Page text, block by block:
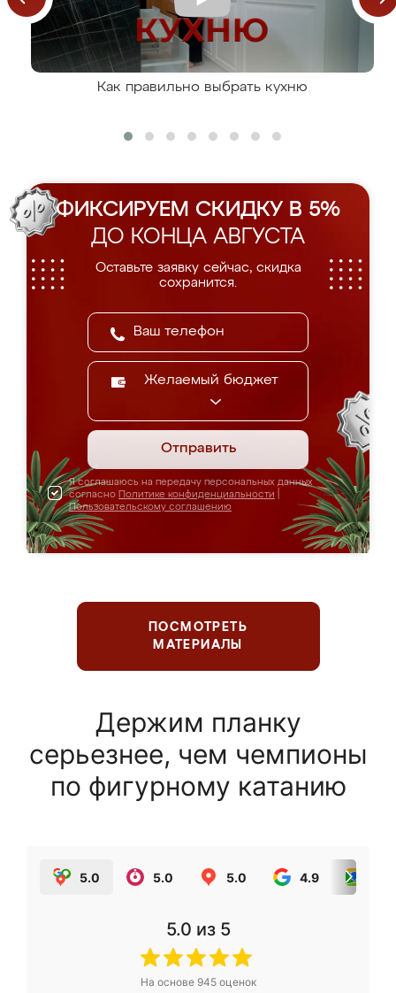
Как правильно выбрать кухню
ФИКСИРУЕМ СКИДКУ В 5%
ДО КОНЦА АВГУСТА
Оставьте заявку сейчас, скидка
сохранится.
Желаемый бюджет
Отправить
Я соглашаюсь на передачу персональных данных
согласно Политике конфиденциальности
Пользовательскому соглашению
ПОСМОТРЕТЬ
МАТЕРИАЛЫ
Держим планку
серьезнее, чем чемпионы
по фигурному катанию
5.0 5.0 5.0 4.9
5.0 из 5
На основе 945оценок